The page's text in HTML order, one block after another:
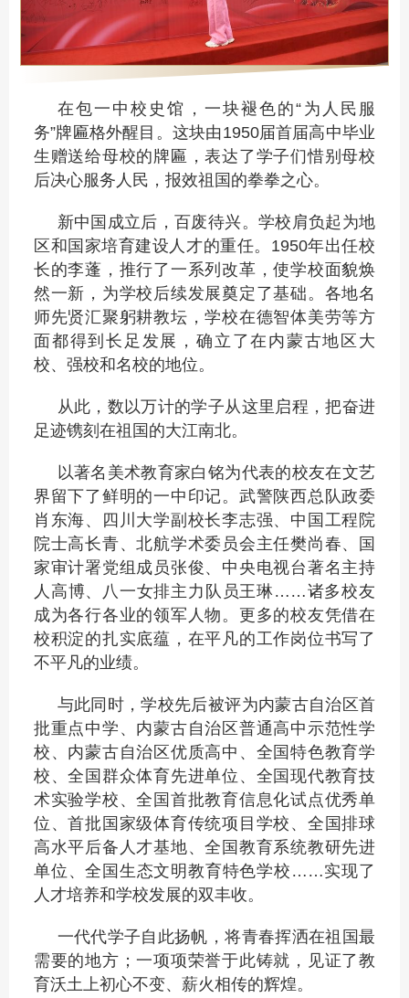
在包一中校史馆，一块褪色的“为人民服
务”牌匾格外醒目。这块由1950届首届高中毕业
生赠送给母校的牌匾，表达了学子们惜别母校
后决心服务人民，报效祖国的拳拳之心。
新中国成立后，百废待兴。学校肩负起为地
区和国家培育建设人才的重任。1950年出任校
长的李蓬，推行了一系列改革，使学校面貌焕
然一新，为学校后续发展奠定了基础。各地名
师先贤汇聚躬耕教坛，学校在德智体美劳等方
面都得到长足发展，确立了在内蒙古地区大
校、强校和名校的地位。
从此，数以万计的学子从这里启程，把奋进
足迹镌刻在祖国的大江南北。
以著名美术教育家白铭为代表的校友在文艺
界留下了鲜明的一中印记。武警陕西总队政委
肖东海、四川大学副校长李志强、中国工程院
院士高长青、北航学术委员会主任樊尚春、国
家审计署党组成员张俊、中央电视台著名主持
人高博、八一女排主力队员王琳……诸多校友
成为各行各业的领军人物。更多的校友凭借在
校积淀的扎实底蕴，在平凡的工作岗位书写了
不平凡的业绩。
与此同时，学校先后被评为内蒙古自治区首
批重点中学、内蒙古自治区普通高中示范性学
校、内蒙古自治区优质高中、全国特色教育学
校、全国群众体育先进单位、全国现代教育技
术实验学校、全国首批教育信息化试点优秀单
位、首批国家级体育传统项目学校、全国排球
高水平后备人才基地、全国教育系统教研先进
单位、全国生态文明教育特色学校……实现了
人才培养和学校发展的双丰收。
一代代学子自此扬帆，将青春挥洒在祖国最
需要的地方；一项项荣誉于此铸就，见证了教
育沃土上初心不变、薪火相传的辉煌。